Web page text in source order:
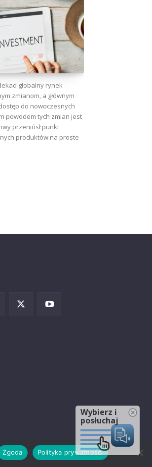
globalny rynek
zmianom, a głównym
do nowoczesnych
powodem tych zmian jest
przeniósł punkt
produktów na proste
Zgoda Polityka prywatności
Wybierz i
posłuchaj